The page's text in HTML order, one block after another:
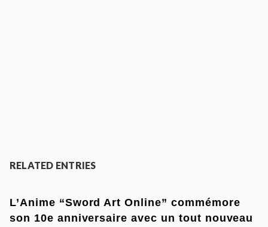
RELATED ENTRIES
L’Anime “Sword Art Online” commémore
son 10e anniversaire avec un tout nouveau